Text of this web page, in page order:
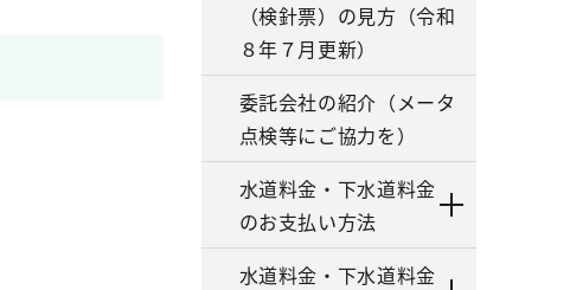
（検針票）の見方（令和
８年７月更新）
委託会社の紹介（メータ
点検等にご協力を）
水道料金・下水道料金
のお支払い方法
水道料金・下水道料金